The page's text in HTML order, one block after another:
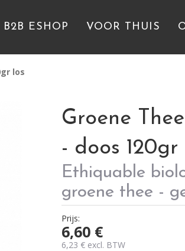
B2B ESHOP VOOR THUIS
los
Groene
- doos 120gr
Ethiquable
groene thee -
Prijs:
6,60 €
6,23 € excl. BTW